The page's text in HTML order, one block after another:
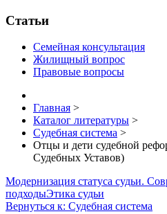
Статьи
Семейная консультация
Жилищный вопрос
Правовые вопросы
Главная >
Каталог литературы >
Судебная система >
Отцы и дети судебной
Судебных Уставов)
Модернизация статуса судьи.
подходыЭтика судьи
Вернуться к: Судебная система